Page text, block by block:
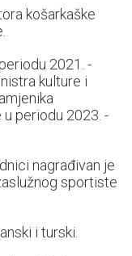
košarkaške
2021. -
kulture i
periodu 2023. -
nagrađivan je
sportiste
i turski.